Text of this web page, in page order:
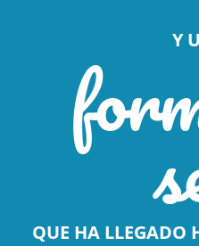
Y
QUE HA LLEGADO